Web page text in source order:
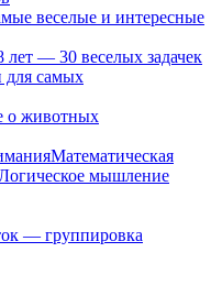
веселые и интересные
лет — 30 веселых задачек
для самых
о животных
Математическая
мышление
— группировка